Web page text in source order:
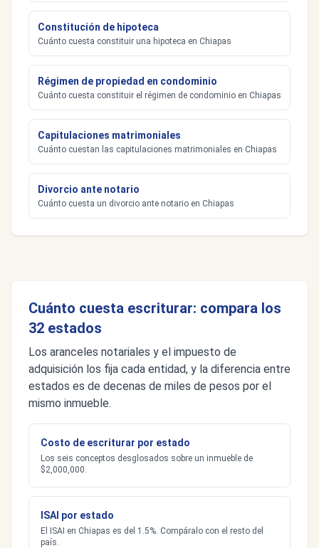
Constitución de hipoteca
Cuánto cuesta constituir una hipoteca en Chiapas
Régimen de propiedad en condominio
Cuánto cuesta constituir el régimen de condominio en Chiapas
Capitulaciones matrimoniales
Cuánto cuestan las capitulaciones matrimoniales en Chiapas
Divorcio ante notario
Cuánto cuesta un divorcio ante notario en Chiapas
Cuánto cuesta escriturar: compara los
32 estados
Los aranceles notariales y el impuesto de
adquisición los fija cada entidad, y la diferencia entre
estados es de decenas de miles de pesos por el
mismo inmueble.
Costo de escriturar por estado
Los seis conceptos desglosados sobre un inmueble de
$2,000,000.
ISAI por estado
El ISAI en Chiapas es del 1.5%. Compáralo con el resto del
país.